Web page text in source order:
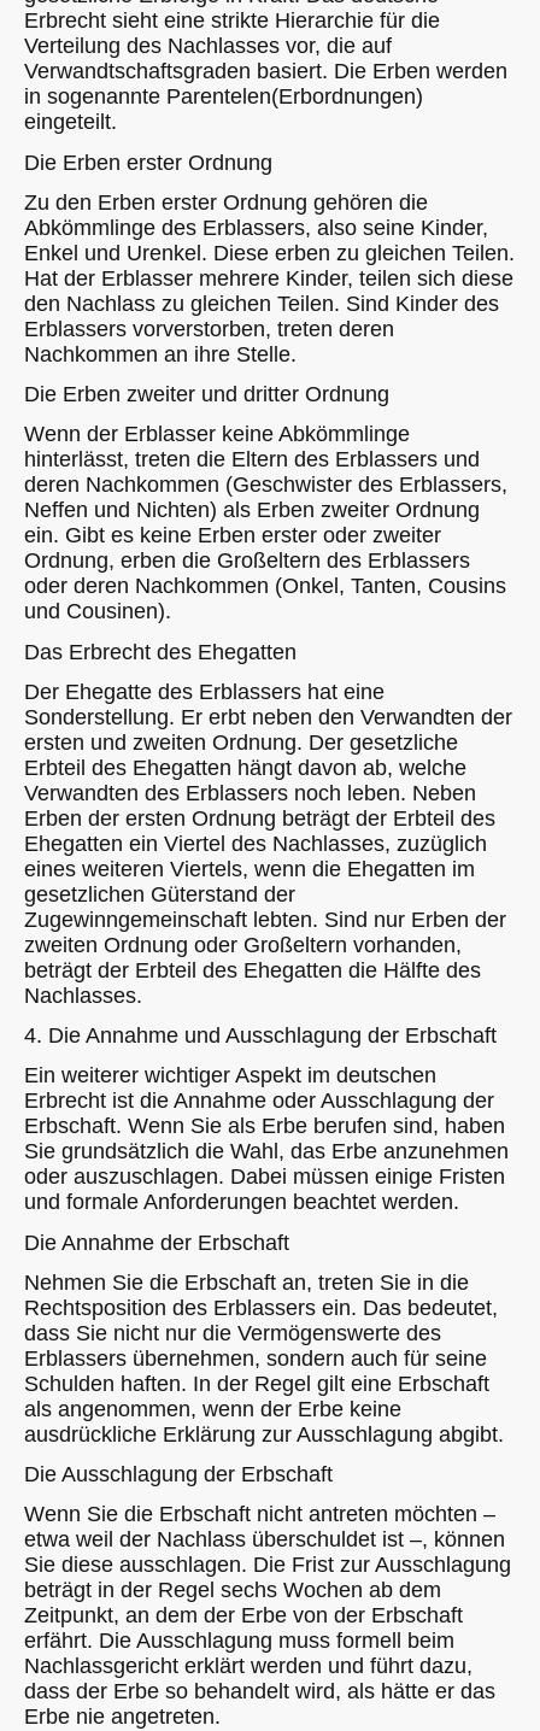
Erbrecht sieht eine strikte Hierarchie für die
Verteilung des Nachlasses vor, die auf
Verwandtschaftsgraden basiert. Die Erben werden
in sogenannte Parentelen(Erbordnungen)
eingeteilt.
Die Erben erster Ordnung
Zu den Erben erster Ordnung gehören die
Abkömmlinge des Erblassers, also seine Kinder,
Enkel und Urenkel. Diese erben zu gleichen Teilen.
Hat der Erblasser mehrere Kinder, teilen sich diese
den Nachlass zu gleichen Teilen. Sind Kinder des
Erblassers vorverstorben, treten deren
Nachkommen an ihre Stelle.
Die Erben zweiter und dritter Ordnung
Wenn der Erblasser keine Abkömmlinge
hinterlässt, treten die Eltern des Erblassers und
deren Nachkommen (Geschwister des Erblassers,
Neffen und Nichten) als Erben zweiter Ordnung
ein. Gibt es keine Erben erster oder zweiter
Ordnung, erben die Großeltern des Erblassers
oder deren Nachkommen (Onkel, Tanten, Cousins
und Cousinen).
Das Erbrecht des Ehegatten
Der Ehegatte des Erblassers hat eine
Sonderstellung. Er erbt neben den Verwandten der
ersten und zweiten Ordnung. Der gesetzliche
Erbteil des Ehegatten hängt davon ab, welche
Verwandten des Erblassers noch leben. Neben
Erben der ersten Ordnung beträgt der Erbteil des
Ehegatten ein Viertel des Nachlasses, zuzüglich
eines weiteren Viertels, wenn die Ehegatten im
gesetzlichen Güterstand der
Zugewinngemeinschaft lebten. Sind nur Erben der
zweiten Ordnung oder Großeltern vorhanden,
beträgt der Erbteil des Ehegatten die Hälfte des
Nachlasses.
4. Die Annahme und Ausschlagung der Erbschaft
Ein weiterer wichtiger Aspekt im deutschen
Erbrecht ist die Annahme oder Ausschlagung der
Erbschaft. Wenn Sie als Erbe berufen sind, haben
Sie grundsätzlich die Wahl, das Erbe anzunehmen
oder auszuschlagen. Dabei müssen einige Fristen
und formale Anforderungen beachtet werden.
Die Annahme der Erbschaft
Nehmen Sie die Erbschaft an, treten Sie in die
Rechtsposition des Erblassers ein. Das bedeutet,
dass Sie nicht nur die Vermögenswerte des
Erblassers übernehmen, sondern auch für seine
Schulden haften. In der Regel gilt eine Erbschaft
als angenommen, wenn der Erbe keine
ausdrückliche Erklärung zur Ausschlagung abgibt.
Die Ausschlagung der Erbschaft
Wenn Sie die Erbschaft nicht antreten möchten –
etwa weil der Nachlass überschuldet ist –, können
Sie diese ausschlagen. Die Frist zur Ausschlagung
beträgt in der Regel sechs Wochen ab dem
Zeitpunkt, an dem der Erbe von der Erbschaft
erfährt. Die Ausschlagung muss formell beim
Nachlassgericht erklärt werden und führt dazu,
dass der Erbe so behandelt wird, als hätte er das
Erbe nie angetreten.